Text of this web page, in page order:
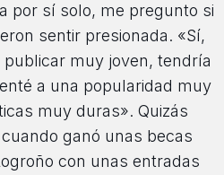
por sí solo, me pregunto si
sentir presionada. «Sí,
muy joven, tendría
a una popularidad muy
muy duras». Quizás
ganó unas becas
con unas entradas